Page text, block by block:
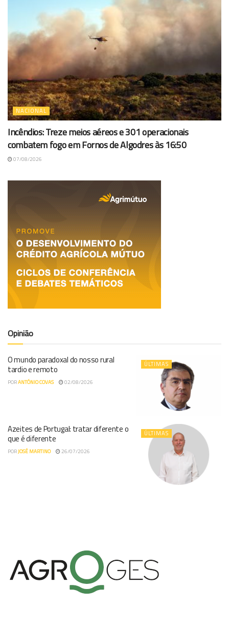
NACIONAL
Incêndios: Treze meios aéreos e 301 operacionais
combatem fogo em Fornos de Algodres às 16:50
07/08/2026
Opinião
ÚLTIMAS
O mundo paradoxal do nosso rural
tardio e remoto
PORANTÓNIO COVAS 02/08/2026
ÚLTIMAS
Azeites de Portugal: tratar diferente o
que é diferente
PORJOSÉ MARTINO 26/07/2026